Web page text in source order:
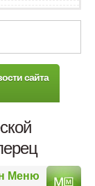
сайта
Меню